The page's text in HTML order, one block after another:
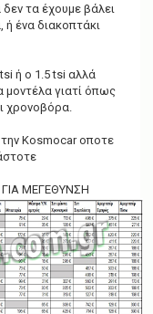
δεν τα έχουμε βάλει
ή ένα διακοπτάκι
ή ο 1.5 tsi αλλά
μοντέλα γιατί όπως
χρονοβόρα.
την Kosmocar οποτε